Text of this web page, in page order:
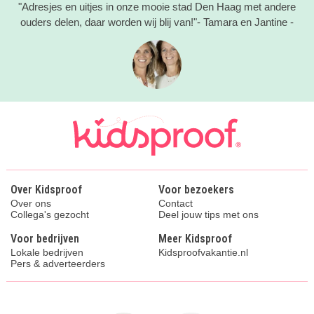
"Adresjes en uitjes in onze mooie stad Den Haag met andere
ouders delen, daar worden wij blij van!"- Tamara en Jantine -
Over Kidsproof
Over ons
Collega's gezocht
Voor bezoekers
Contact
Deel jouw tips met ons
Voor bedrijven
Lokale bedrijven
Pers & adverteerders
Meer Kidsproof
Kidsproofvakantie.nl